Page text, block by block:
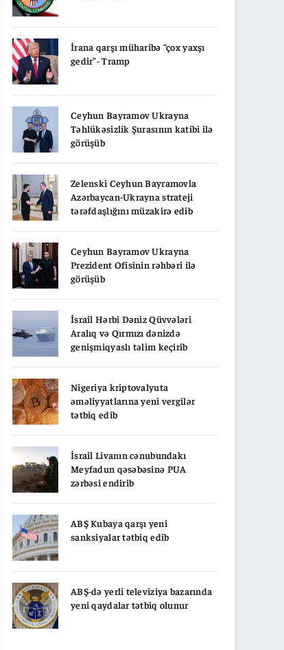
İrana qarşı müharibə “çox yaxşı
gedir”- Tramp
Ceyhun Bayramov Ukrayna
Təhlükəsizlik Şurasının katibi ilə
görüşüb
Zelenski Ceyhun Bayramovla
Azərbaycan-Ukrayna strateji
tərəfdaşlığını müzakirə edib
Ceyhun Bayramov Ukrayna
Prezident Ofisinin rəhbəri ilə
görüşüb
İsrail Hərbi Dəniz Qüvvələri
Aralıq və Qırmızı dənizdə
genişmiqyaslı təlim keçirib
Nigeriya kriptovalyuta
əməliyyatlarına yeni vergilər
tətbiq edib
İsrail Livanın cənubundakı
Meyfadun qəsəbəsinə PUA
zərbəsi endirib
ABŞ Kubaya qarşı yeni
sanksiyalar tətbiq edib
ABŞ-də yerli televiziya bazarında
yeni qaydalar tətbiq olunur